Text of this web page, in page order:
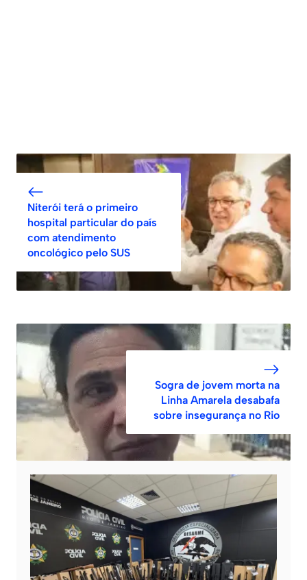
Niterói terá o primeiro
hospital particular do país
com atendimento
oncológico pelo SUS
Sogra de jovem morta na
Linha Amarela desabafa
sobre insegurança no Rio